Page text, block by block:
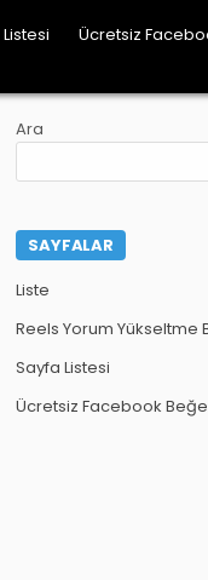
Ücretsiz
Ara
SAYFALAR
Liste
Reels Yorum Yükseltme
Sayfa Listesi
Ücretsiz Facebook